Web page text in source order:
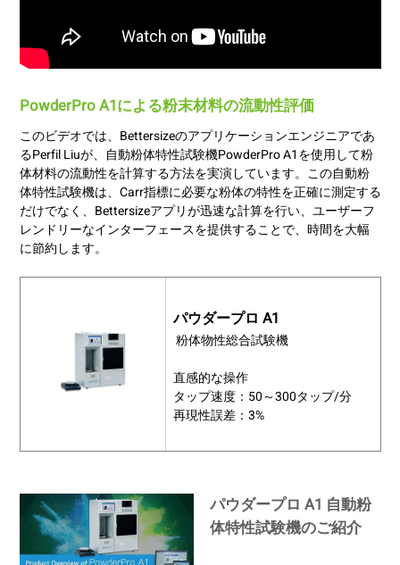
PowderPro A1による粉末材料の流動性評価
このビデオでは、Bettersizeのアプリケーションエンジニアであ
るPerfil Liuが、自動粉体特性試験機PowderPro A1を使用して粉
体材料の流動性を計算する方法を実演しています。この自動粉
体特性試験機は、Carr指標に必要な粉体の特性を正確に測定する
だけでなく、Bettersizeアプリが迅速な計算を行い、ユーザーフ
レンドリーなインターフェースを提供することで、時間を大幅
に節約します。
パウダープロ A1
粉体物性総合試験機
直感的な操作
タップ速度：50～300タップ/分
再現性誤差：3%
パウダープロ A1 自動粉
体特性試験機のご紹介